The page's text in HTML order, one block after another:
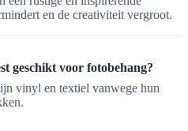
en de creativiteit vergroot.
geschikt voor fotobehang?
vinyl en textiel vanwege hun